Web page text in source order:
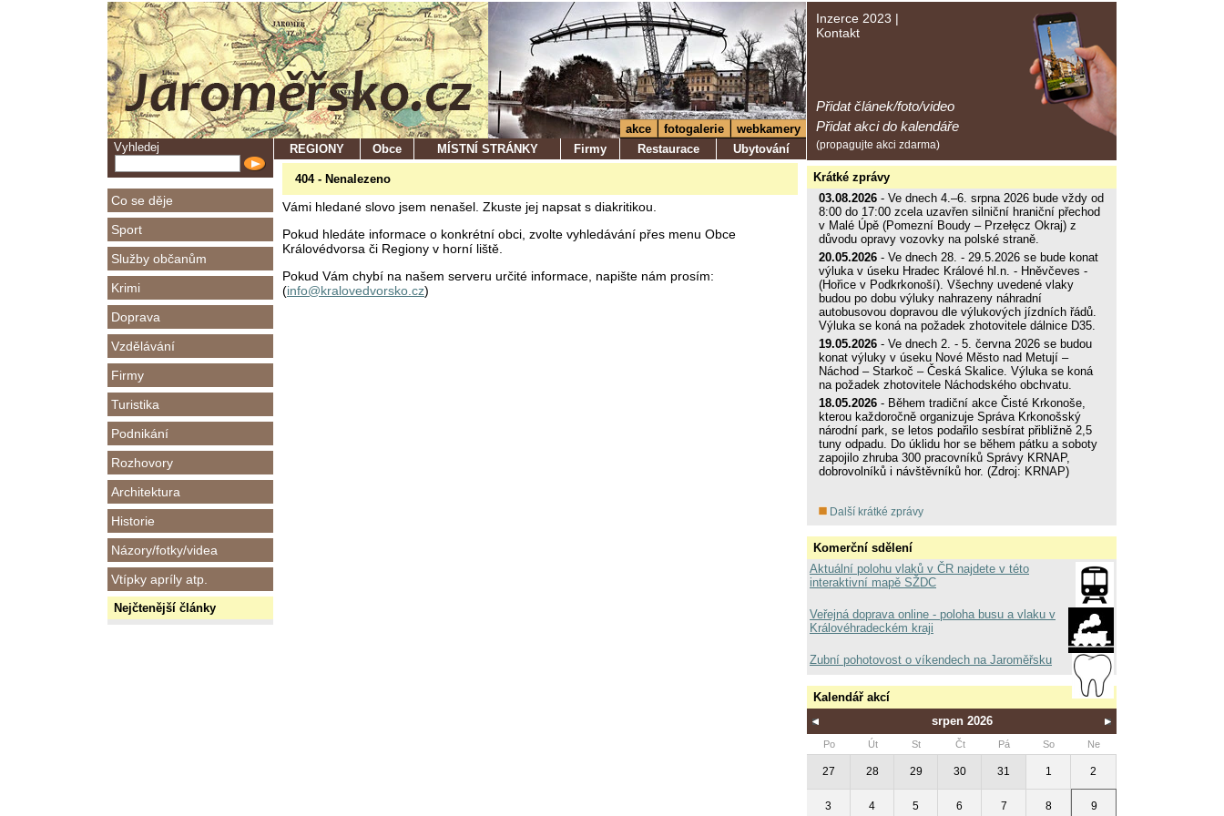
Vyhledej
Co se děje
Sport
Služby občanům
Krimi
Doprava
Vzdělávání
Firmy
Turistika
Podnikání
Rozhovory
Architektura
Historie
Názory/fotky/videa
Vtípky apríly atp.
Nejčtenější články
Inzerce 2023 |
Kontakt
Přidat článek/foto/video
Přidat akci do kalendáře
(propagujte akci zdarma)
akce fotogalerie
webkamery
REGIONY
Obce MÍSTNÍ STRÁNKY Firmy Restaurace Ubytování
404 - Nenalezeno
Vámi hledané slovo jsem nenašel. Zkuste jej napsat s diakritikou.
Pokud hledáte informace o konkrétní obci, zvolte vyhledávání přes menu Obce
Královédvorsa či Regiony v horní liště.
Pokud Vám chybí na našem serveru určité informace, napište nám prosím:
(info@kralovedvorsko.cz)
Krátké zprávy
03.08.2026 - Ve dnech 4.–6. srpna 2026 bude vždy od
8:00 do 17:00 zcela uzavřen silniční hraniční přechod
v Malé Úpě (Pomezní Boudy – Przełęcz Okraj) z
důvodu opravy vozovky na polské straně.
20.05.2026 - Ve dnech 28. - 29.5.2026 se bude konat
výluka v úseku Hradec Králové hl.n. - Hněvčeves -
(Hořice v Podkrkonoší). Všechny uvedené vlaky
budou po dobu výluky nahrazeny náhradní
autobusovou dopravou dle výlukových jízdních řádů.
Výluka se koná na požadek zhotovitele dálnice D35.
19.05.2026 - Ve dnech 2. - 5. června 2026 se budou
konat výluky v úseku Nové Město nad Metují –
Náchod – Starkoč – Česká Skalice. Výluka se koná
na požadek zhotovitele Náchodského obchvatu.
18.05.2026 - Během tradiční akce Čisté Krkonoše,
kterou každoročně organizuje Správa Krkonošský
národní park, se letos podařilo sesbírat přibližně 2,5
tuny odpadu. Do úklidu hor se během pátku a soboty
zapojilo zhruba 300 pracovníků Správy KRNAP,
dobrovolníků i návštěvníků hor. (Zdroj: KRNAP)
Další krátké zprávy
Komerční sdělení
Aktuální polohu vlaků v ČR najdete v této
interaktivní mapě SŽDC
Veřejná doprava online - poloha busu a vlaku v
Královéhradeckém kraji
Zubní pohotovost o víkendech na Jaroměřsku
Kalendář akcí
srpen 2026
Po Út St Čt Pá So Ne
27 28 29 30 31 1 2
3 4 5 6 7 8 9